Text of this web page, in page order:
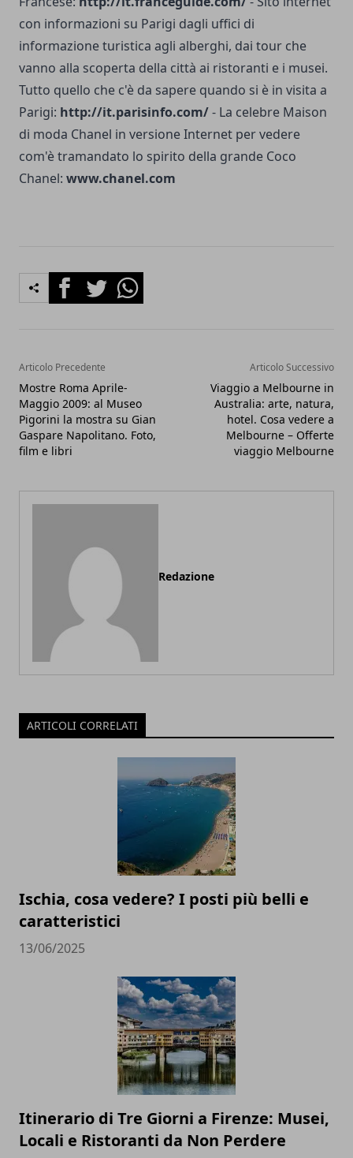
con informazioni su Parigi dagli uffici di
informazione turistica agli alberghi, dai tour che
vanno alla scoperta della città ai ristoranti e i musei.
Tutto quello che c'è da sapere quando si è in visita a
Parigi: http://it.parisinfo.com/- La celebre Maison
di moda Chanel in versione Internet per vedere
com'è tramandato lo spirito della grande Coco
Chanel: www.chanel.com
FacebookTwitterWhatsapp
Articolo Precedente
Mostre Roma Aprile-
Maggio 2009: al Museo
Pigorini la mostra su Gian
Gaspare Napolitano. Foto,
film e libri
Articolo Successivo
Viaggio a Melbourne in
Australia: arte, natura,
hotel. Cosa vedere a
Melbourne – Offerte
viaggio Melbourne
Redazione
ARTICOLI CORRELATI
Ischia, cosa vedere? I posti più belli e
caratteristici
13/06/2025
Itinerario di Tre Giorni a Firenze: Musei,
Locali e Ristoranti da Non Perdere